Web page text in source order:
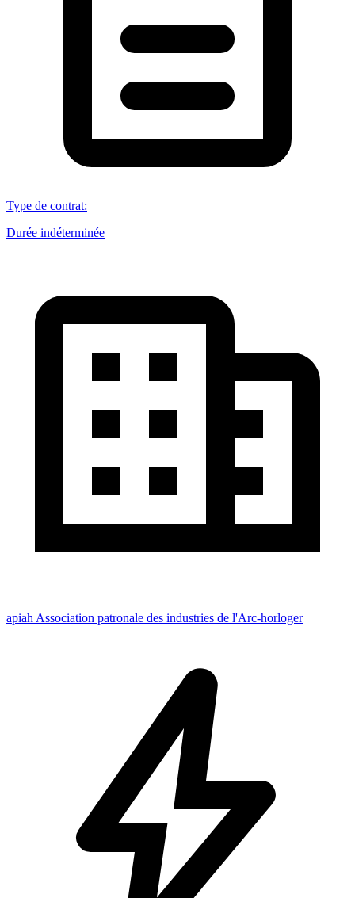
Type de contrat:
Durée indéterminée
apiah Association patronale des industries de l'Arc-horloger